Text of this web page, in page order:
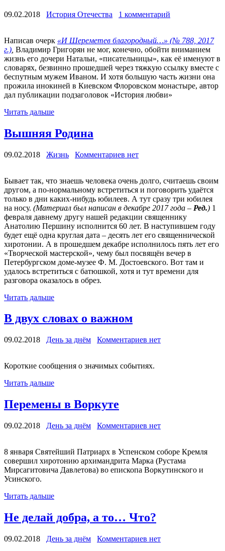
09.02.2018 История Отечества 1 комментарий
Написав очерк «И Шереметев благородный…» (№ 788, 2017
г.) Владимир Григорян не мог, конечно, обойти вниманием
жизнь его дочери Натальи, «писательницы», как её именуют в
словарях, безвинно прошедшей через тяжкую ссылку вместе с
беспутным мужем Иваном. И хотя большую часть жизни она
прожила инокиней в Киевском Флоровском монастыре, автор
дал публикации подзаголовок «История любви»
Читать дальше
Вышняя Родина
09.02.2018 Жизнь Комментариев нет
Бывает так, что знаешь человека очень долго, считаешь своим
другом, а по-нормальному встретиться и поговорить удаётся
только в дни каких-нибудь юбилеев. А тут сразу три юбилея
на носу. (Материал был написан в декабре 2017 года – Ред.) 1
февраля давнему другу нашей редакции священнику
Анатолию Першину исполнится 60 лет. В наступившем году
будет ещё одна круглая дата – десять лет его священнической
хиротонии. А в прошедшем декабре исполнилось пять лет его
«Творческой мастерской», чему был посвящён вечер в
Петербургском доме-музее Ф. М. Достоевского. Вот там и
удалось встретиться с батюшкой, хотя и тут времени для
разговора оказалось в обрез.
Читать дальше
В двух словах о важном
09.02.2018 День за днём Комментариев нет
Короткие сообщения о значимых событиях.
Читать дальше
Перемены в Воркуте
09.02.2018 День за днём Комментариев нет
8 января Святейший Патриарх в Успенском соборе Кремля
совершил хиротонию архимандрита Марка (Рустама
Мирсагитовича Давлетова) во епископа Воркутинского и
Усинского.
Читать дальше
Не делай добра, а то… Что?
09.02.2018 День за днём Комментариев нет